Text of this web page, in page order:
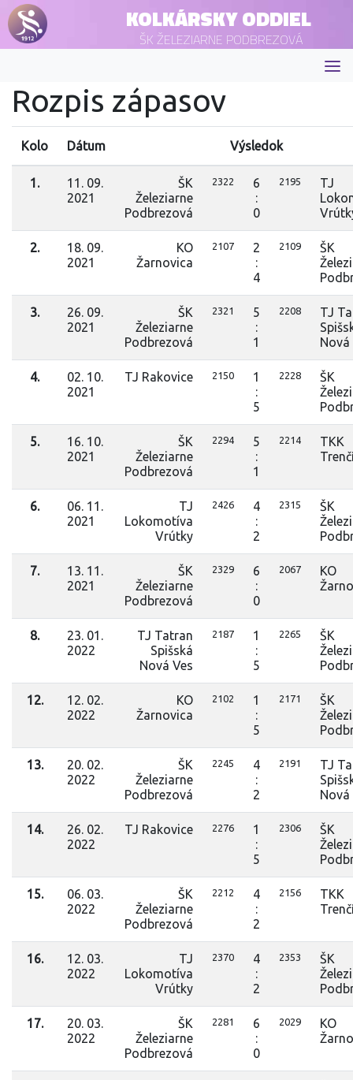
KOLKÁRSKY ODDIEL
ŠK ŽELEZIARNE PODBREZOVÁ
Rozpis zápasov
Kolo Dátum Výsledok
1.
11. 09.
2021
ŠK
Železiarne
Podbrezová
2322
6
:
0
2195
TJ
2.
18. 09.
2021
KO
Žarnovica
2107
2
:
4
2109
ŠK
3.
26. 09.
2021
ŠK
Železiarne
Podbrezová
2321
5
:
1
2208
TJ
Nová
4.
02. 10.
2021
TJ Rakovice 2150
1
:
5
2228
ŠK
5.
16. 10.
2021
ŠK
Železiarne
Podbrezová
2294
5
:
1
2214
TKK
6.
06. 11.
2021
TJ
Lokomotíva
Vrútky
2426
4
:
2
2315
ŠK
7.
13. 11.
2021
ŠK
Železiarne
Podbrezová
2329
6
:
0
2067
KO
8.
23. 01.
2022
TJ Tatran
Spišská
Nová Ves
2187
1
:
5
2265
ŠK
12.
12. 02.
2022
KO
Žarnovica
2102
1
:
5
2171
ŠK
13.
20. 02.
2022
ŠK
Železiarne
Podbrezová
2245
4
:
2
2191
TJ
Nová
14.
26. 02.
2022
TJ Rakovice 2276
1
:
5
2306
ŠK
15.
06. 03.
2022
ŠK
Železiarne
Podbrezová
2212
4
:
2
2156
TKK
16.
12. 03.
2022
TJ
Lokomotíva
Vrútky
2370
4
:
2
2353
ŠK
17.
20. 03.
2022
ŠK
Železiarne
Podbrezová
2281
6
:
0
2029
KO